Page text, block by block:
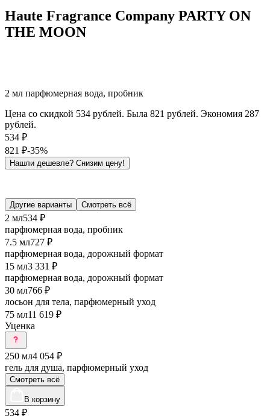
Haute Fragrance Company PARTY ON
THE MOON
2 мл парфюмерная вода, пробник
Цена со скидкой 534 рублей. Была 821 рублей. Экономия 287
рублей.
534 ₽
821 ₽-35%
Нашли дешевле? Снизим цену!
Другие варианты Смотреть всё
2 мл534 ₽
парфюмерная вода, пробник
7.5 мл727 ₽
парфюмерная вода, дорожный формат
15 мл3 331 ₽
парфюмерная вода, дорожный формат
30 мл766 ₽
лосьон для тела, парфюмерный уход
75 мл11 619 ₽
Уценка
250 мл4 054 ₽
гель для душа, парфюмерный уход
Смотреть всё
В корзину
534 ₽